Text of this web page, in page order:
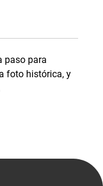
paso para
foto histórica, y